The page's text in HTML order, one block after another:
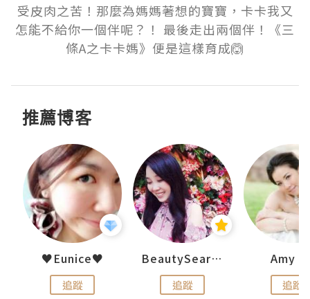
受皮肉之苦！那麼為媽媽著想的寶寶，卡卡我又
怎能不給你一個伴呢？！ 最後走出兩個伴！《三
條A之卡卡媽》便是這樣育成🙆
推薦博客
♥Eunice♥
追蹤
BeautySearch
追蹤
Amy
追蹤